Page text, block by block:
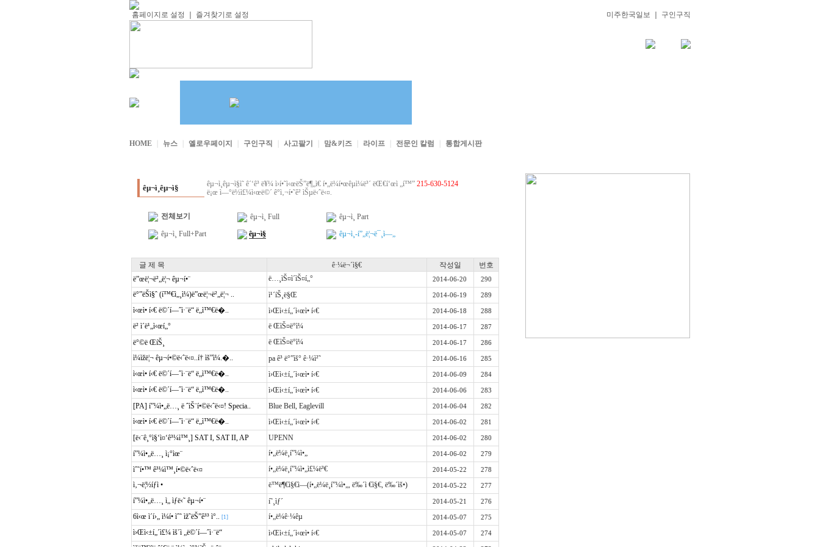
홈페이지로 설정 즐겨찾기로 설정 미주한국일보 구인구직
HOME 뉴스 옐로우페이지 구인구직 사고팔기 맘&키즈 라이프 전문인 칼럼 통합게시판
êµ¬ì¸êµ¬ì§ êµ¬ì¸êµ¬ì§ì˜ ê´‘ê³ ë¥¼ ì›í•˜ì‹œëŠ”ë¶„ì€ í•„ë¼í•œêµ­ì¼ë³´ ëŒ€í‘œì „í™” 215-630-5124
ë¡œ ì—°ë½ì£¼ì‹œë©´ ê°ì‚¬í•˜ê² ìŠµë‹ˆë‹¤.
전체보기 êµ¬ì¸ Full
êµ¬ì¸ Part
êµ¬ì¸ Full+Part
êµ¬ì§ êµ¬ì¸-í”„ë¦¬ë¯¸ì—„
글 제 목 ê·¼ë¬´ì§€ 작성일
번호
ë”œë¦¬ë²„ë¦¬ êµ¬í•¨
ë…¸ìŠ¤ì´ìŠ¤í„° 2014-06-20 290
ë°”ëŠì§ˆ (í™€ì„¸ì¼)ë”œë¦¬ë²„ë¦¬ .. ì¹´íŠ¸ë§Œ 2014-06-19 289
ì‹œì• í‹€ ë©´í—ˆì·¨ë“ ë„ì™€ë�.. ì›Œì‹±í„´ì‹œì• í‹€ 2014-06-18 288
ë² ì´ë¹„ì‹œí„° ë ŒìŠ¤ë°ì¼ 2014-06-17 287
ë°©ë ŒíŠ¸ ë ŒìŠ¤ë°ì¼ 2014-06-17 286
ì¼ìžë¦¬ êµ¬í•©ë‹ˆë‹¤..í† ìš”ì¼.�.. pa ê³ ë°”ìš° ê·¼ì²˜ 2014-06-16 285
ì‹œì• í‹€ ë©´í—ˆì·¨ë“ ë„ì™€ë�.. ì›Œì‹±í„´ì‹œì• í‹€ 2014-06-09 284
ì‹œì• í‹€ ë©´í—ˆì·¨ë“ ë„ì™€ë�.. ì›Œì‹±í„´ì‹œì• í‹€ 2014-06-06 283
[PA] í”¼ì•„ë…¸ ë ˆìŠ¨í•©ë‹ˆë‹¤! Specia.. Blue Bell, Eaglevill 2014-06-04 282
ì‹œì• í‹€ ë©´í—ˆì·¨ë“ ë„ì™€ë�.. ì›Œì‹±í„´ì‹œì• í‹€ 2014-06-02 281
[ë‹¨ê¸°ì§‘ì¤‘ê³¼ì™¸] SAT I, SAT II, AP UPENN 2014-06-02 280
í”¼ì•„ë…¸ ì¡°ìœ¨ í•„ë¼ë¸í”¼ì•„ 2014-06-02 279
ìˆ˜í•™ ê³¼ì™¸í•©ë‹ˆë‹¤ í•„ë¼ë¸í”¼ì•„ì£¼ë³€ 2014-05-22 278
ì‚¬ë¦½íƒì • ë™ë¶€ì§€ì—­(í•„ë¼ë¸í”¼ì•„, ë‰´ì €ì§€, ë‰´ìš•) 2014-05-22 277
í”¼ì•„ë…¸ ì„ ìƒë‹˜ êµ¬í•¨ í˜¸ìƒ´ 2014-05-21 276
6ì‹œ ì´í›„ ì¼í• ìˆ˜ ìžˆëŠ”ê³³ ì°.. [1] í•„ë¼ê·¼êµ 2014-05-07 275
ì›Œì‹±í„´ì£¼ ìš´ì „ë©´í—ˆì·¨ë“ ì›Œì‹±í„´ì‹œì• í‹€ 2014-05-07 274